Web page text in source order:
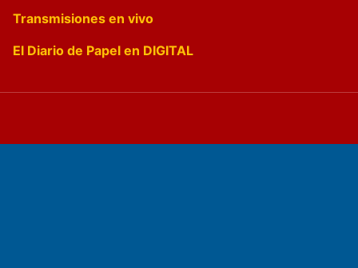
Transmisiones en vivo
El Diario de Papel en DIGITAL